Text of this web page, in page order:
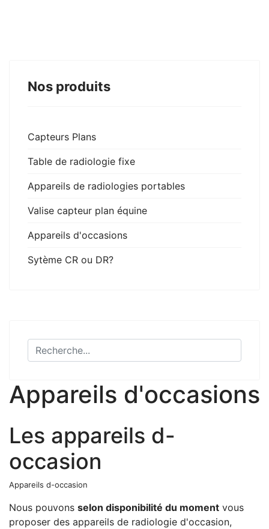
Nos produits
Capteurs Plans
Table de radiologie fixe
Appareils de radiologies portables
Valise capteur plan équine
Appareils d'occasions
Sytème CR ou DR?
Appareils d'occasions
Les appareils d-
occasion
Appareils d-occasion
Nous pouvons selon disponibilité du moment vous
proposer des appareils de radiologie d'occasion,